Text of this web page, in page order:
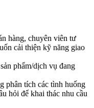
hàng, chuyên viên tư
cải thiện kỹ năng giao
phẩm/dịch vụ đang
phân tích các tình huống
hỏi để khai thác nhu cầu